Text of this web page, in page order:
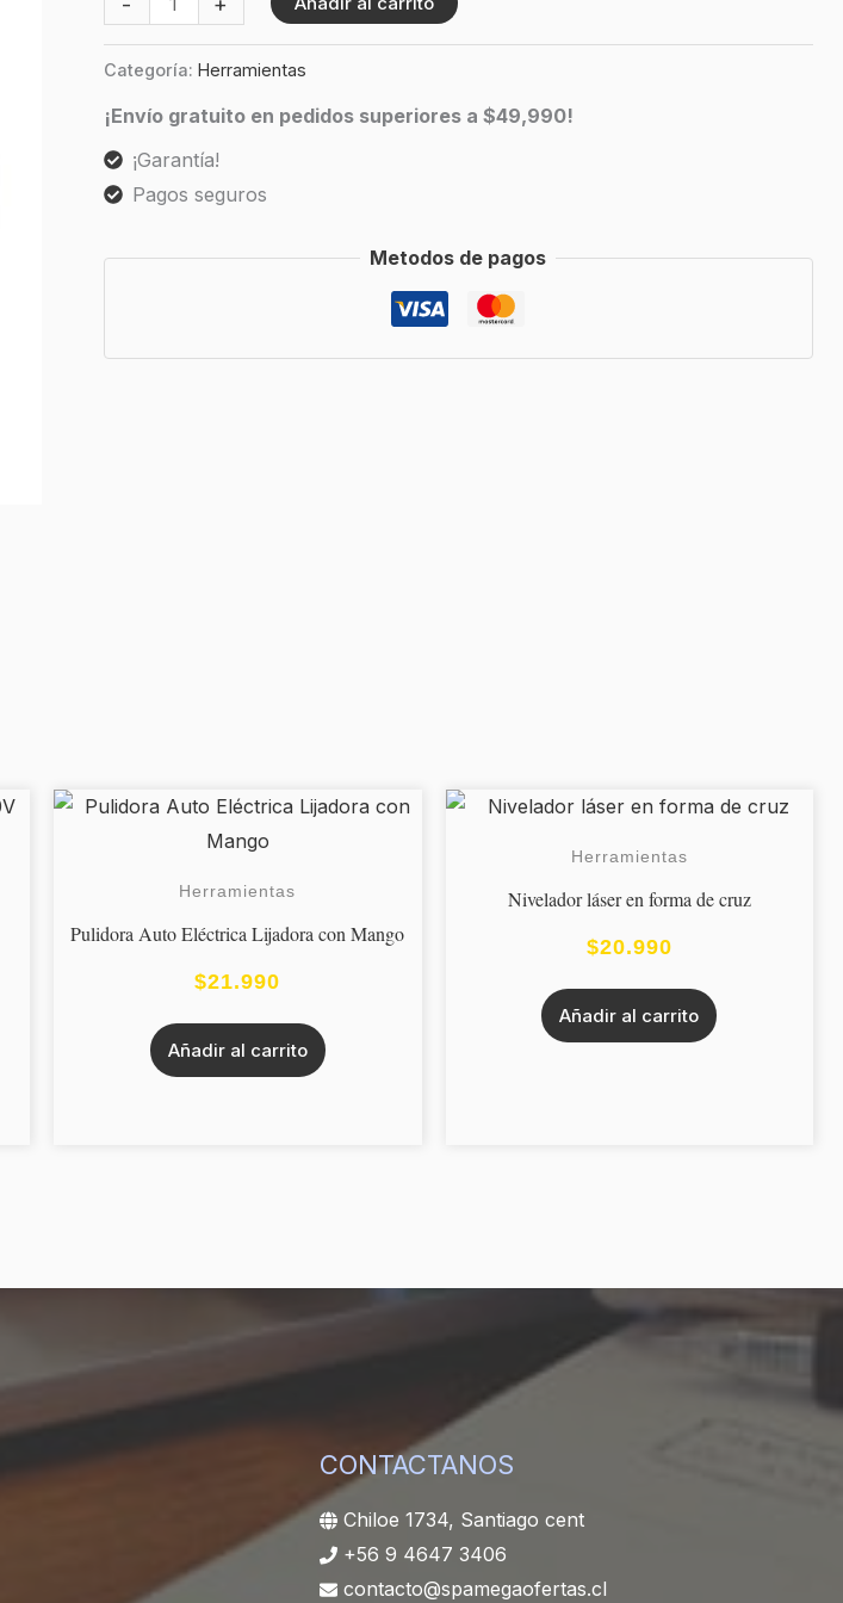
Categoría: Herramientas
¡Envío gratuito en pedidos superiores a $49,990!
¡Garantía!
Pagos seguros
Metodos de pagos
Herramientas
Pulidora Auto Eléctrica Lijadora con Mango
$21.990
Añadir al carrito
Herramientas
Nivelador láser en forma de cruz
$20.990
Añadir al carrito
CONTACTANOS
Chiloe 1734, Santiago cent
+56 9 4647 3406
contacto@spamegaofertas.cl